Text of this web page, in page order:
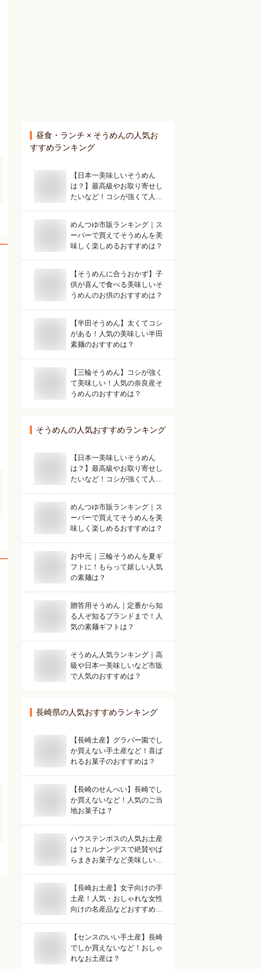
昼食・ランチ × そうめんの人気お
すすめランキング
【日本一美味しいそうめん
は？】最高級やお取り寄せし
たいなど！コシが強くて人気
めんつゆ市販ランキング｜ス
ーパーで買えてそうめんを美
味しく楽しめるおすすめは？
【そうめんに合うおかず】子
供が喜んで食べる美味しいそ
うめんのお供のおすすめは？
【半田そうめん】太くてコシ
がある！人気の美味しい半田
素麺のおすすめは？
【三輪そうめん】コシが強く
て美味しい！人気の奈良産そ
うめんのおすすめは？
そうめんの人気おすすめランキング
【日本一美味しいそうめん
は？】最高級やお取り寄せし
たいなど！コシが強くて人気
めんつゆ市販ランキング｜ス
ーパーで買えてそうめんを美
味しく楽しめるおすすめは？
お中元｜三輪そうめんを夏ギ
フトに！もらって嬉しい人気
の素麺は？
贈答用そうめん｜定番から知
る人ぞ知るブランドまで！人
気の素麺ギフトは？
そうめん人気ランキング｜高
級や日本一美味しいなど市販
で人気のおすすめは？
長崎県の人気おすすめランキング
【長崎土産】グラバー園でし
か買えない手土産など！喜ば
れるお菓子のおすすめは？
【長崎のせんべい】長崎でし
か買えないなど！人気のご当
地お菓子は？
ハウステンボスの人気お土産
は？ヒルナンデスで絶賛やば
らまきお菓子など美味しいお
【長崎お土産】女子向けの手
土産！人気・おしゃれな女性
向けの名産品などおすすめ
【センスのいい手土産】長崎
でしか買えないなど！おしゃ
れなお土産は？